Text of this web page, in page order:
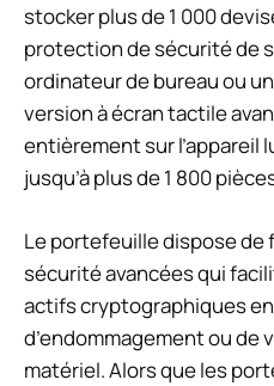
stocker plus de 1 000
protection de sécurité de
ordinateur de bureau ou
version à écran tactile
entièrement sur l’appareil
jusqu’à plus de 1 800
Le portefeuille dispose
sécurité avancées qui
actifs cryptographiques
d’endommagement ou de
matériel. Alors que les